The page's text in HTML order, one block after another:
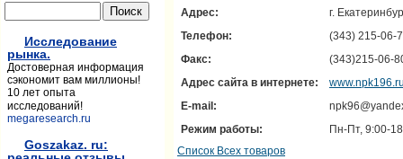
Адрес:
г.
Телефон:
(343) 215-06-
Факс:
(343)215-06-
Адрес сайта в интернете:
E-mail:
Режим работы:
Пн-Пт, 9:00-
Список Всех товаров
Исследование
рынка.
Достоверная информация
сэкономит вам миллионы!
10 лет опыта
исследований!
megaresearch.ru
Goszakaz. ru: